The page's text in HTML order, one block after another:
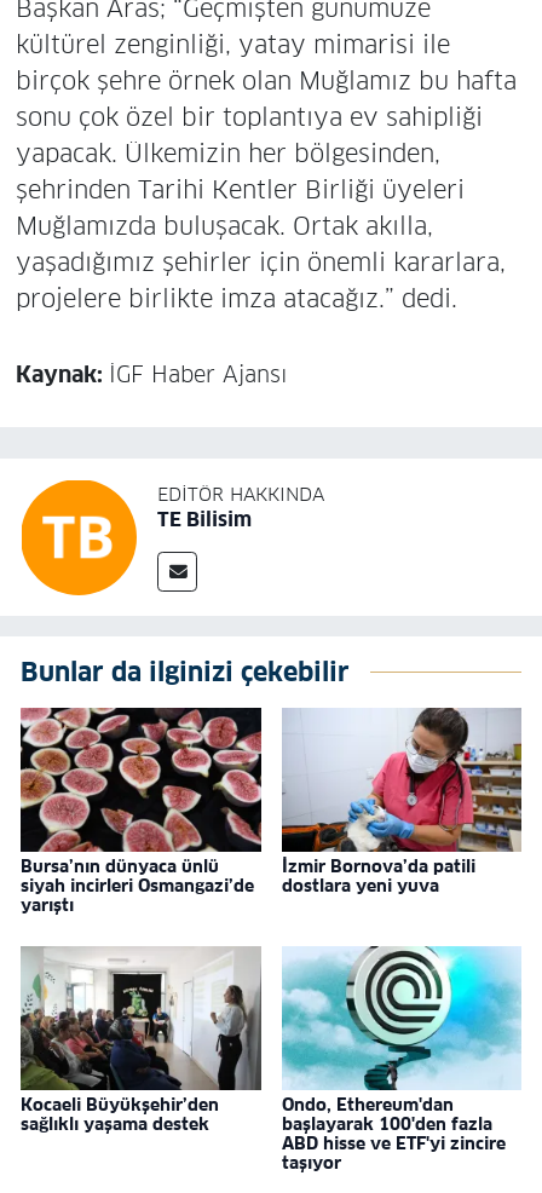
Başkan Aras; “Geçmişten günümüze
kültürel zenginliği, yatay mimarisi ile
birçok şehre örnek olan Muğlamız bu hafta
sonu çok özel bir toplantıya ev sahipliği
yapacak. Ülkemizin her bölgesinden,
şehrinden Tarihi Kentler Birliği üyeleri
Muğlamızda buluşacak. Ortak akılla,
yaşadığımız şehirler için önemli kararlara,
projelere birlikte imza atacağız.” dedi.
Kaynak: İGF Haber Ajansı
EDITÖR HAKKINDA
TE Bilisim
Bunlar da ilginizi çekebilir
Bursa’nın dünyaca ünlü
siyah incirleri Osmangazi’de
yarıştı
İzmir Bornova’da patili
dostlara yeni yuva
Kocaeli Büyükşehir’den
sağlıklı yaşama destek
Ondo, Ethereum'dan
başlayarak 100'den fazla
ABD hisse ve ETF'yi zincire
taşıyor